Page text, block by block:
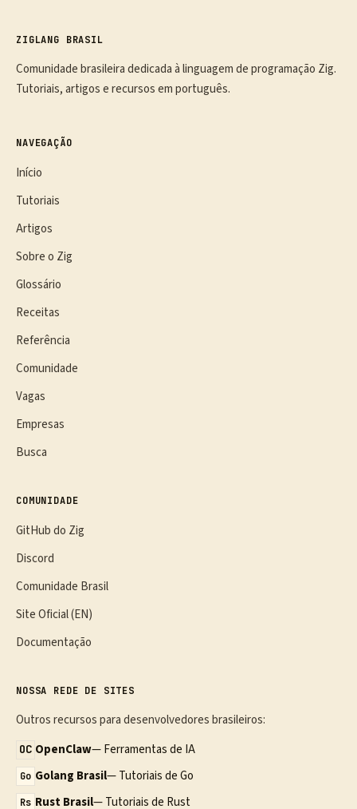
ZIGLANG BRASIL
Comunidade brasileira dedicada à linguagem de programação Zig.
Tutoriais, artigos e recursos em português.
NAVEGAÇÃO
Início
Tutoriais
Artigos
Sobre o Zig
Glossário
Receitas
Referência
Comunidade
Vagas
Empresas
Busca
COMUNIDADE
GitHub do Zig
Discord
Comunidade Brasil
Site Oficial (EN)
Documentação
NOSSA REDE DE SITES
Outros recursos para desenvolvedores brasileiros:
OC OpenClaw— Ferramentas de IA
Go Golang Brasil— Tutoriais de Go
Rs Rust Brasil— Tutoriais de Rust